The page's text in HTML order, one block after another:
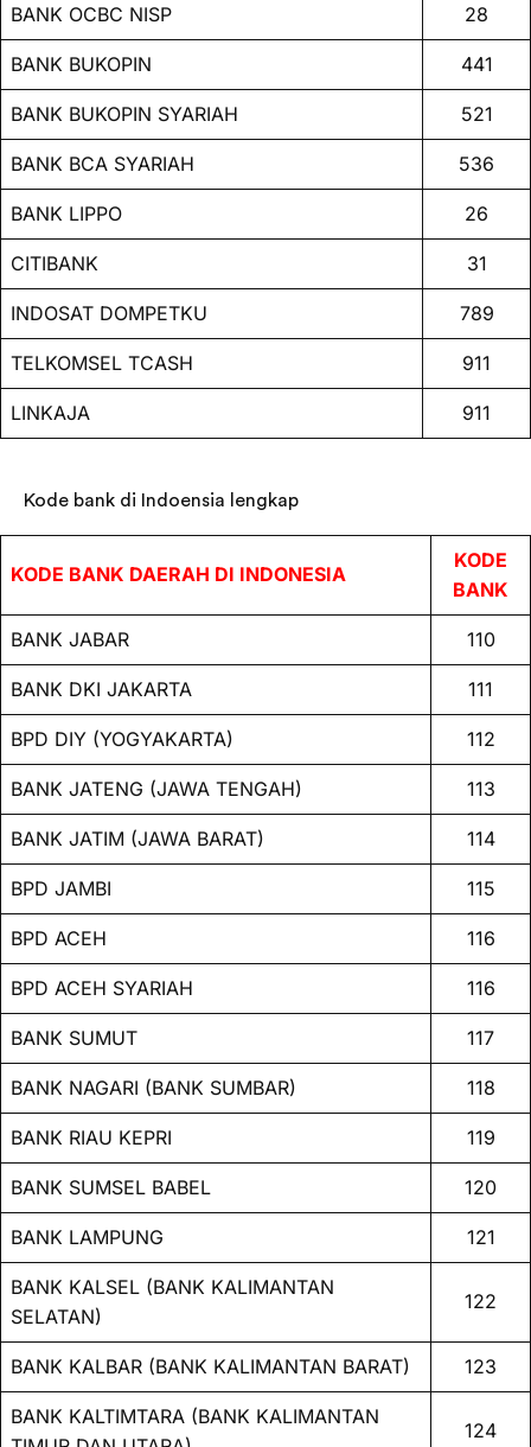
BANK OCBC NISP 28
BANK BUKOPIN 441
BANK BUKOPIN SYARIAH 521
BANK BCA SYARIAH 536
BANK LIPPO 26
CITIBANK 31
INDOSAT DOMPETKU 789
TELKOMSEL TCASH 911
LINKAJA 911
Kode bank di Indoensia lengkap
KODE BANK DAERAH DI INDONESIA
KODE
BANK
BANK JABAR 110
BANK DKI JAKARTA 111
BPD DIY (YOGYAKARTA) 112
BANK JATENG (JAWA TENGAH) 113
BANK JATIM (JAWA BARAT) 114
BPD JAMBI 115
BPD ACEH 116
BPD ACEH SYARIAH 116
BANK SUMUT 117
BANK NAGARI (BANK SUMBAR) 118
BANK RIAU KEPRI 119
BANK SUMSEL BABEL 120
BANK LAMPUNG 121
BANK KALSEL (BANK KALIMANTAN
SELATAN)
122
BANK KALBAR (BANK KALIMANTAN BARAT) 123
BANK KALTIMTARA (BANK KALIMANTAN
124